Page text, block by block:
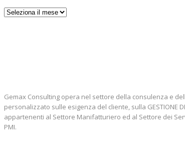
Archivio
Gemax Consulting opera nel settore della consulenza e
personalizzato sulle esigenza del cliente, sulla GESTIONE
appartenenti al Settore Manifatturiero ed al Settore dei
PMI.